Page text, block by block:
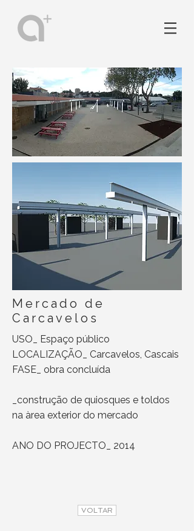
Mercado de
Carcavelos
USO_ Espaço público
LOCALIZAÇÃO_ Carcavelos, Cascais
FASE_ obra concluída
_construção de quiosques e toldos
na àrea exterior do mercado
ANO DO PROJECTO_ 2014
VOLTAR